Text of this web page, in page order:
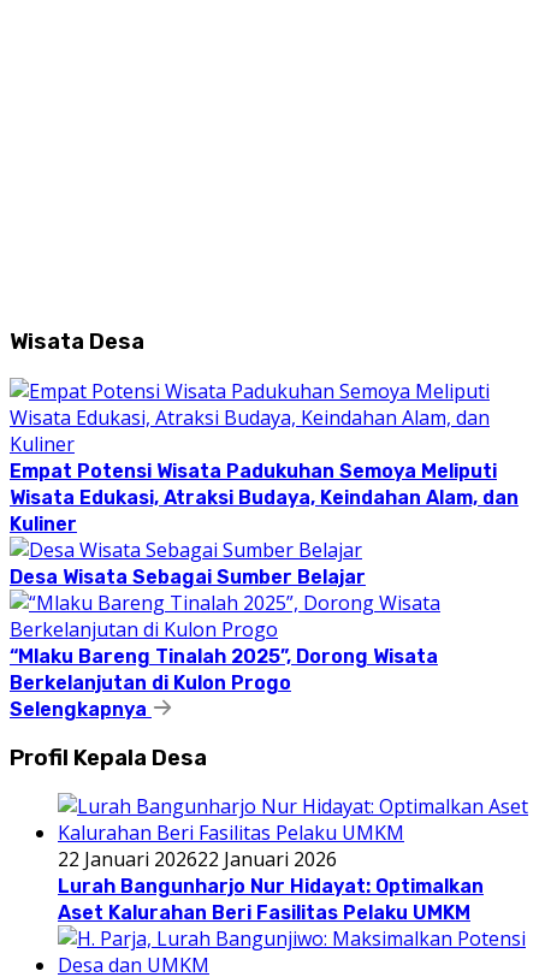
Wisata Desa
Empat Potensi Wisata Padukuhan Semoya Meliputi
Wisata Edukasi, Atraksi Budaya, Keindahan Alam, dan
Kuliner
Desa Wisata Sebagai Sumber Belajar
“Mlaku Bareng Tinalah 2025”, Dorong Wisata
Berkelanjutan di Kulon Progo
Selengkapnya
Profil Kepala Desa
22 Januari 202622 Januari 2026
Lurah Bangunharjo Nur Hidayat: Optimalkan
Aset Kalurahan Beri Fasilitas Pelaku UMKM